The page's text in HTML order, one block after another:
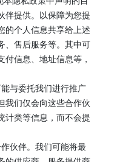
伴提供。以保障为您提
的个人信息共享给上述
、售后服务等。其中可
信息、地址信息等，
与委托我们进行推广
我们仅会向这些合作伙
计类等信息，而不会提
伙伴。我们可能将最